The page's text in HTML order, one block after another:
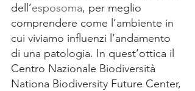
dell’esposoma, per meglio
comprendere come l’ambiente in
cui viviamo influenzi l’andamento
di una patologia. In quest’ottica il
Centro Nazionale Biodiversità
Nationa Biodiversity Future Center,